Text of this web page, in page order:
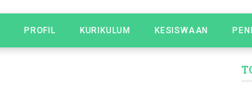
PROFIL KURIKULUM KESISWAAN